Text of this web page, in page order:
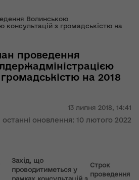
Волинською
консультацій з громадськістю на
13 липня 2018, 14:41
останні оновлення: 10 лютого 2022
проведення
на 2018
Захід, що
проводитиметься у
рамках консультацій з
Строк
проведення